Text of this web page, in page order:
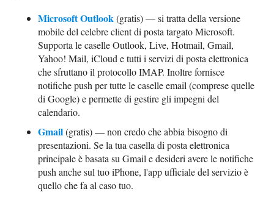
Microsoft Outlook(gratis) — si tratta della versione
mobile del celebre client di posta targato Microsoft.
Supporta le caselle Outlook, Live, Hotmail, Gmail,
Yahoo! Mail, iCloud e tutti i servizi di posta elettronica
che sfruttano il protocollo IMAP. Inoltre fornisce
notifiche push per tutte le caselle email (comprese quelle
di Google) e permette di gestire gli impegni del
calendario.
Gmail(gratis) — non credo che abbia bisogno di
presentazioni. Se la tua casella di posta elettronica
principale è basata su Gmail e desideri avere le notifiche
push anche sul tuo iPhone, l'app ufficiale del servizio è
quello che fa al caso tuo.